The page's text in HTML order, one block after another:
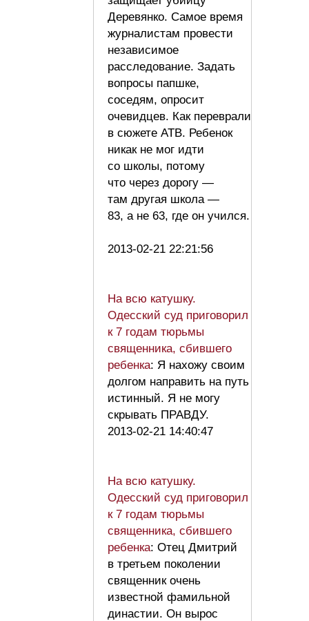
Деревянко. Самое время
журналистам провести
независимое
расследование. Задать
вопросы папшке,
соседям, опросит
очевидцев. Как переврали
в сюжете АТВ. Ребенок
никак не мог идти
со школы, потому
что через дорогу —
там другая школа —
83, а не 63, где он учился.
2013-02-21 22:21:56
На всю катушку.
Одесский суд приговорил
к 7 годам тюрьмы
священника, сбившего
ребенка: Я нахожу своим
долгом направить на путь
истинный. Я не могу
скрывать ПРАВДУ.
2013-02-21 14:40:47
На всю катушку.
Одесский суд приговорил
к 7 годам тюрьмы
священника, сбившего
ребенка: Отец Дмитрий
в третьем поколении
священник очень
известной фамильной
династии. Он вырос